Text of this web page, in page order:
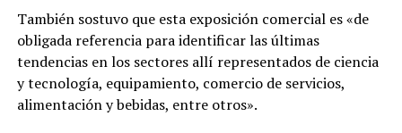
También sostuvo que esta exposición comercial es «de
obligada referencia para identificar las últimas
tendencias en los sectores allí representados de ciencia
y tecnología, equipamiento, comercio de servicios,
alimentación y bebidas, entre otros».